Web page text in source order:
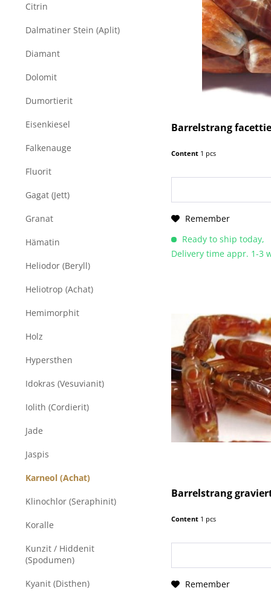
Citrin
Dalmatiner Stein (Aplit)
Diamant
Dolomit
Dumortierit
Eisenkiesel
Falkenauge
Fluorit
Gagat (Jett)
Granat
Hämatin
Heliodor (Beryll)
Heliotrop (Achat)
Hemimorphit
Holz
Hypersthen
Idokras (Vesuvianit)
Iolith (Cordierit)
Jade
Jaspis
Karneol (Achat)
Klinochlor (Seraphinit)
Koralle
Kunzit / Hiddenit
(Spodumen)
Kyanit (Disthen)
Barrelstrang
Content 1 pcs
Remember
Ready to ship today,
Delivery time appr. 1-3
Barrelstrang
Content 1 pcs
Remember